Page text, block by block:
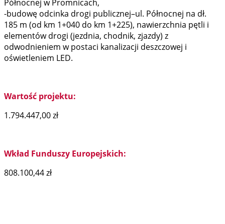
Północnej w Promnicach,
-budowę odcinka drogi publicznej–ul. Północnej na dł.
185 m (od km 1+040 do km 1+225), nawierzchnia pętli i
elementów drogi (jezdnia, chodnik, zjazdy) z
odwodnieniem w postaci kanalizacji deszczowej i
oświetleniem LED.
Wartość projektu:
1.794.447,00 zł
Wkład Funduszy Europejskich:
808.100,44 zł